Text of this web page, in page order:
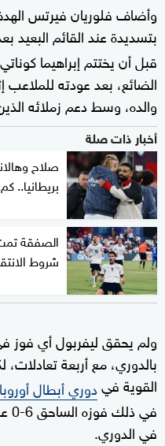
بتسديدة عند القائم البعيد
قبل أن يختتم إبراهيما
الضائع، بعد عودته للملاعب
والده، وسط دعم زملائه
أخبار ذات صلة
صلاح
بريطانيا..
الصفقة
شروط
ولم يحقق ليفربول أي فوز
بالدوري، مع أربعة
القوية فيدوري أبطال أوروبا
في الدوري.